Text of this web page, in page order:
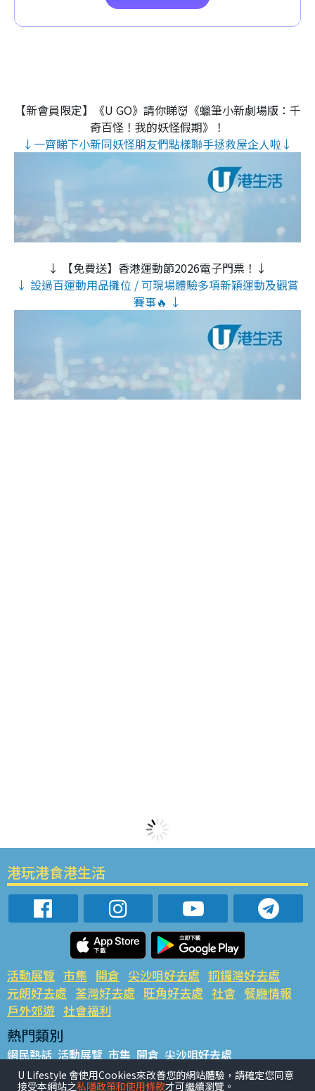
【新會員限定】《U GO》請你睇👹《蠟筆小新劇場版：千
奇百怪！我的妖怪假期》！
↓一齊睇下小新同妖怪朋友們點樣聯手拯救屋企人啦↓
↓ 【免費送】香港運動節2026電子門票！↓
↓ 設過百運動用品攤位 / 可現場體驗多項新穎運動及觀賞
賽事🔥 ↓
港玩港食港生活
活動展覽 市集 開倉 尖沙咀好去處 銅鑼灣好去處
元朗好去處 荃灣好去處 旺角好去處 社會 餐廳情報
戶外郊遊 社會福利
熱門類別
網民熱話 活動展覽 市集 開倉 尖沙咀好去處
銅鑼灣好去處 元朗好去處 荃灣好去處 旺角好去處 社會
U Lifestyle 會使用Cookies來改善您的網站體驗，請確定您同意
接受本網站之私隱政策和使用條款才可繼續瀏覽。